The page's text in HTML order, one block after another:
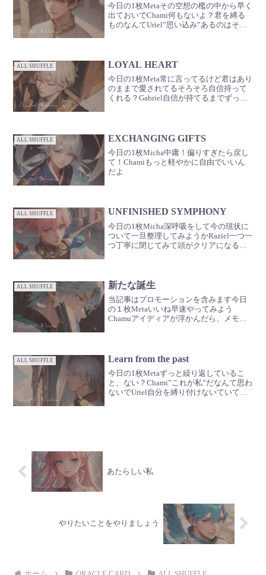
今日の1枚Metaその空想の檻の中から早く
出ておいでChami何もないよ？君を縛る
ものなんてUriel”思い込み”あるのはそれ
ALL SHUFFLE LOYAL HEART
今日の1枚Meta常に言ってるけど君はあり
のままで愛されてるそろそろ自信持って
くれる？Gabriel自信が持てるまでずっと
ALL SHUFFLE EXCHANGING GIFTS
今日の1枚Micha中庸！偏りすぎたら戻し
て！Chamiもっと軽やかに自由でいいん
だよ
ALL SHUFFLE UNFINISHED SYMPHONY
今日の1枚Micha深呼吸をして今の現状に
ついて一旦整理してみようかRaziel一つ一
つ丁寧に閉じてみて頭がクリアになるは
ALL SHUFFLE 新たな誕生
当記事はプロモーションを含みます今日
の１枚Metaいいね早速やってみよう
Chamuアイディアが浮かんだら、メモし
ALL SHUFFLE Learn from the past
今日の1枚Metaずっと繰り返しているこ
と、ない？Chami”これが私”だなんて思わ
ないでUriel自分を縛り付けないていて
あたらしい私
やりたいことをやりましょう